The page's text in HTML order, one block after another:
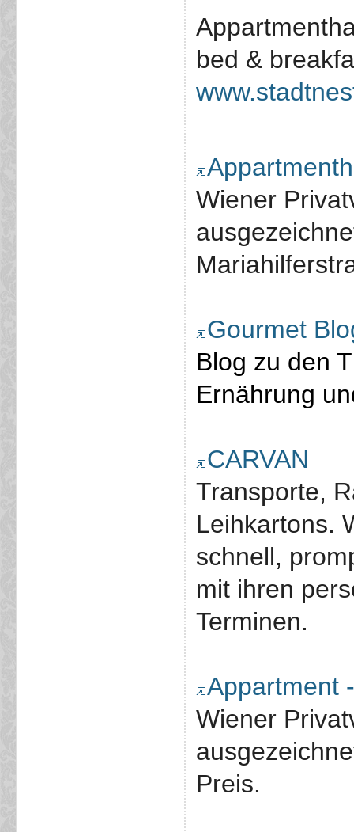
bed &
Wiener
Gourmet
Blog zu den
Ernährung
CARVAN
Transporte,
Leihkartons.
schnell,
mit ihren
Terminen.
Appartment
Wiener
Preis.